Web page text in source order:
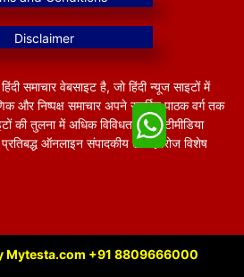
समाचार वेबसाइट है, जो हिंदी न्यूज साइटों में
और निष्पक्ष समाचार अपने समर्पित पाठक वर्ग तक
की तुलना में अधिक विविधतापूर्ण मल्टीमीडिया
ऑनलाइन संपादकीय टीम हररोज विशेष
Mytesta.com +91 8809666000